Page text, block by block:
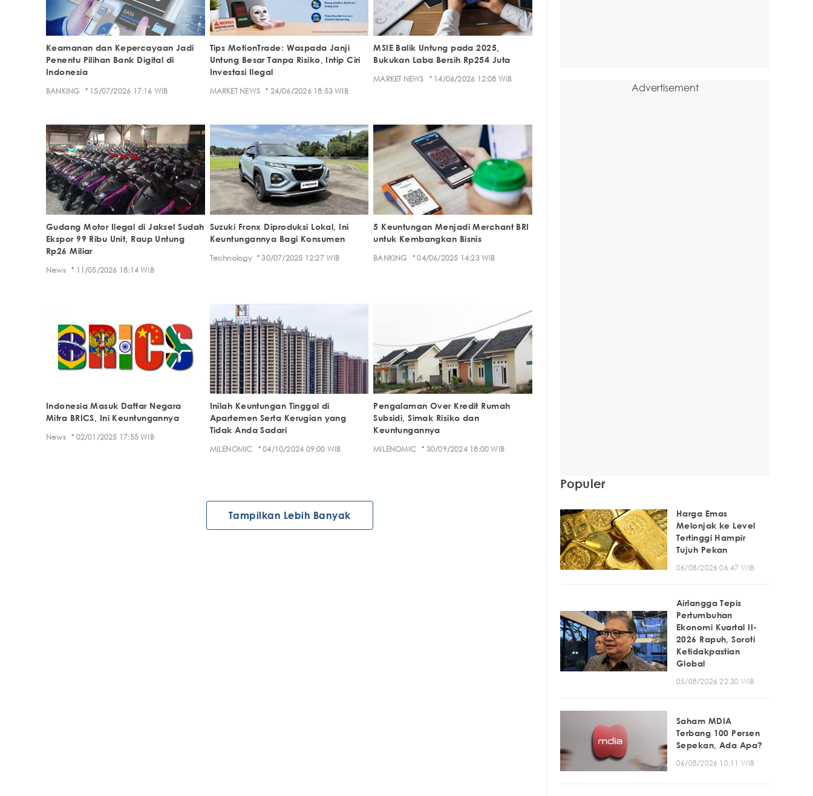
Keamanan dan Kepercayaan Jadi
Penentu Pilihan Bank Digital di
Indonesia
BANKING · 15/07/2026 17:16 WIB
Tips MotionTrade: Waspada Janji
Untung Besar Tanpa Risiko, Intip Ciri
Investasi Ilegal
MARKET NEWS · 24/06/2026 18:53 WIB
MSIE Balik Untung pada 2025,
Bukukan Laba Bersih Rp254 Juta
MARKET NEWS · 14/06/2026 12:08 WIB
Gudang Motor Ilegal di Jaksel Sudah
Ekspor 99 Ribu Unit, Raup Untung
Rp26 Miliar
News · 11/05/2026 18:14 WIB
Suzuki Fronx Diproduksi Lokal, Ini
Keuntungannya Bagi Konsumen
Technology · 30/07/2025 12:27 WIB
5 Keuntungan Menjadi Merchant BRI
untuk Kembangkan Bisnis
BANKING · 04/06/2025 14:23 WIB
Indonesia Masuk Daftar Negara
Mitra BRICS, Ini Keuntungannya
News · 02/01/2025 17:55 WIB
Inilah Keuntungan Tinggal di
Apartemen Serta Kerugian yang
Tidak Anda Sadari
MILENOMIC · 04/10/2024 09:00 WIB
Pengalaman Over Kredit Rumah
Subsidi, Simak Risiko dan
Keuntungannya
MILENOMIC · 30/09/2024 18:00 WIB
Tampilkan Lebih Banyak
Advertisement
Populer
Harga Emas
Melonjak ke Level
Tertinggi Hampir
Tujuh Pekan
06/08/2026 06:47 WIB
Airlangga Tepis
Pertumbuhan
Ekonomi Kuartal II-
2026 Rapuh, Soroti
Ketidakpastian
Global
05/08/2026 22:30 WIB
Saham MDIA
Terbang 100 Persen
Sepekan, Ada Apa?
06/08/2026 10:11 WIB